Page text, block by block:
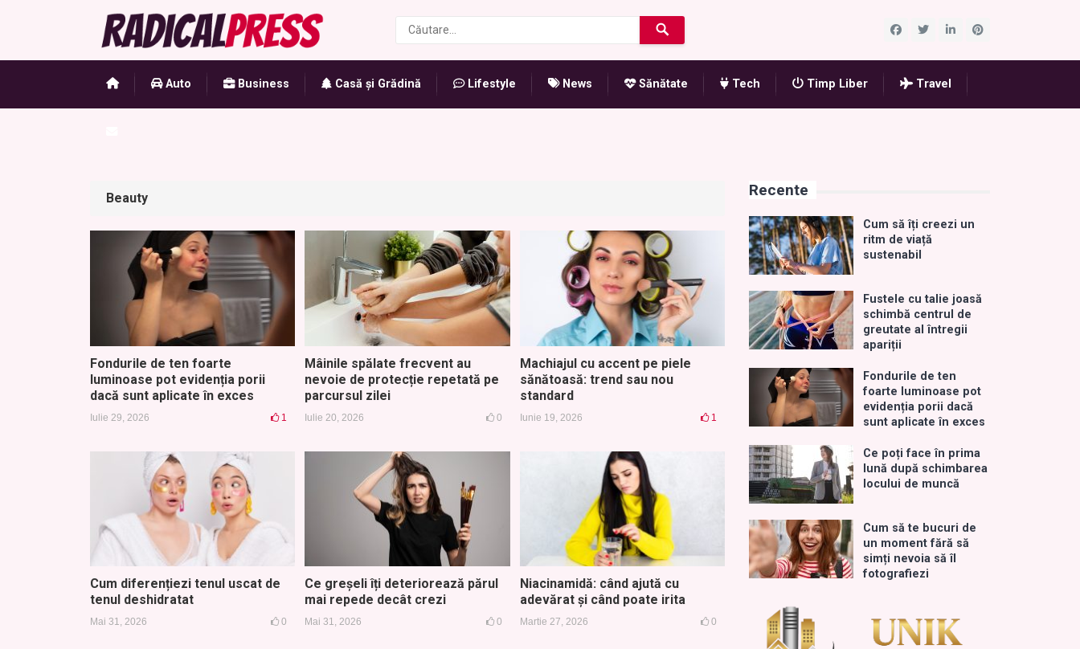
Auto Business Casă și Grădină Lifestyle News Sănătate Tech Timp Liber Travel
Beauty
Fondurile de ten foarte
luminoase pot evidenția porii
dacă sunt aplicate în exces
Iulie 29, 2026 1
Mâinile spălate frecvent au
nevoie de protecție repetată pe
parcursul zilei
Iulie 20, 2026 0
Machiajul cu accent pe piele
sănătoasă: trend sau nou
standard
Iunie 19, 2026 1
Cum diferențiezi tenul uscat de
tenul deshidratat
Mai 31, 2026 0
Ce greșeli îți deteriorează părul
mai repede decât crezi
Mai 31, 2026 0
Niacinamidă: când ajută cu
adevărat și când poate irita
Martie 27, 2026 0
Recente
Cum să îți creezi un
ritm de viață
sustenabil
Fustele cu talie joasă
schimbă centrul de
greutate al întregii
apariții
Fondurile de ten
foarte luminoase pot
evidenția porii dacă
sunt aplicate în exces
Ce poți face în prima
lună după schimbarea
locului de muncă
Cum să te bucuri de
un moment fără să
simți nevoia să îl
fotografiezi